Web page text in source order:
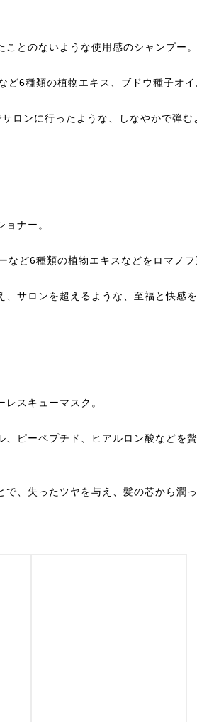
ことのないような使用感のシャンプー。
ど6種類の植物エキス、ブドウ種子オ
ロンに行ったような、しなやかで弾
ナー。
など6種類の植物エキスなどをロマノ
サロンを超えるような、至福と快感
スキューマスク。
ピーペプチド、ヒアルロン酸などを
、失ったツヤを与え、髪の芯から潤